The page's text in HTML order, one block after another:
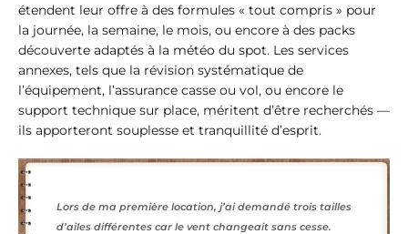
étendent leur offre à des formules « tout compris » pour
la journée, la semaine, le mois, ou encore à des packs
découverte adaptés à la météo du spot. Les services
annexes, tels que la révision systématique de
l’équipement, l’assurance casse ou vol, ou encore le
support technique sur place, méritent d’être recherchés —
ils apporteront souplesse et tranquillité d’esprit.
Lors de ma première location, j’ai demandé trois tailles
d’ailes différentes car le vent changeait sans cesse.